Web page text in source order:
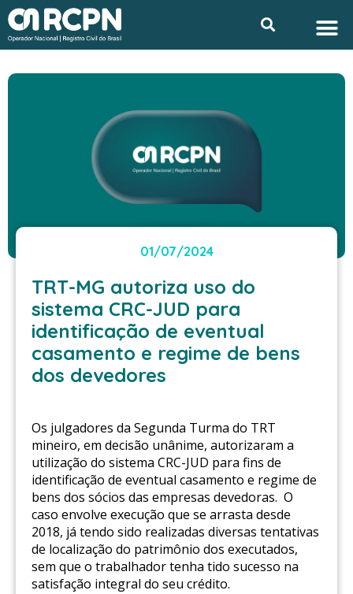
para
o
Search
01/07/2024
TRT-MG autoriza uso do
sistema CRC-JUD para
identificação de eventual
casamento e regime de bens
dos devedores
Os julgadores da Segunda Turma do TRT
mineiro, em decisão unânime, autorizaram a
utilização do sistema CRC-JUD para fins de
identificação de eventual casamento e regime de
bens dos sócios das empresas devedoras. O
caso envolve execução que se arrasta desde
2018, já tendo sido realizadas diversas tentativas
de localização do patrimônio dos executados,
sem que o trabalhador tenha tido sucesso na
satisfação integral do seu crédito.